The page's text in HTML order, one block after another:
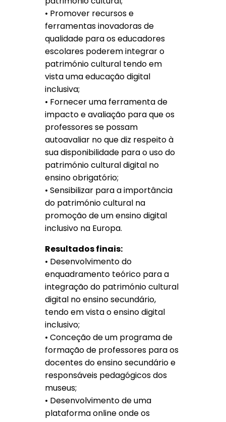
• Promover recursos e
ferramentas inovadoras de
qualidade para os educadores
escolares poderem integrar o
património cultural tendo em
vista uma educação digital
inclusiva;
• Fornecer uma ferramenta de
impacto e avaliação para que os
professores se possam
autoavaliar no que diz respeito à
sua disponibilidade para o uso do
património cultural digital no
ensino obrigatório;
• Sensibilizar para a importância
do património cultural na
promoção de um ensino digital
inclusivo na Europa.
Resultados finais:
• Desenvolvimento do
enquadramento teórico para a
integração do património cultural
digital no ensino secundário,
tendo em vista o ensino digital
inclusivo;
• Conceção de um programa de
formação de professores para os
docentes do ensino secundário e
responsáveis pedagógicos dos
museus;
• Desenvolvimento de uma
plataforma online onde os